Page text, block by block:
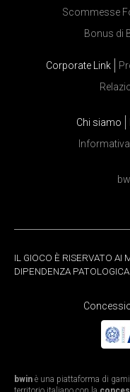
Scommesse
Bonus di
Corporate Link
Chi siamo
IL GIOCO È RISERVATO AI
DIPENDENZA
bwin è una piattaforma di